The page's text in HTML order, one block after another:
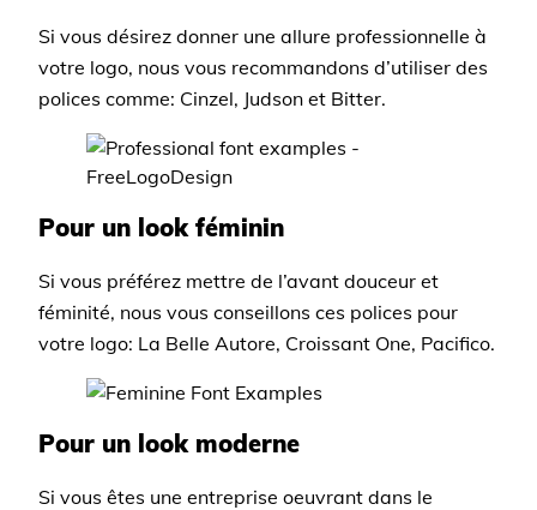
Si vous désirez donner une allure professionnelle à
votre logo, nous vous recommandons d’utiliser des
polices comme: Cinzel, Judson et Bitter.
Pour un look féminin
Si vous préférez mettre de l’avant douceur et
féminité, nous vous conseillons ces polices pour
votre logo: La Belle Autore, Croissant One, Pacifico.
Pour un look moderne
Si vous êtes une entreprise oeuvrant dans le